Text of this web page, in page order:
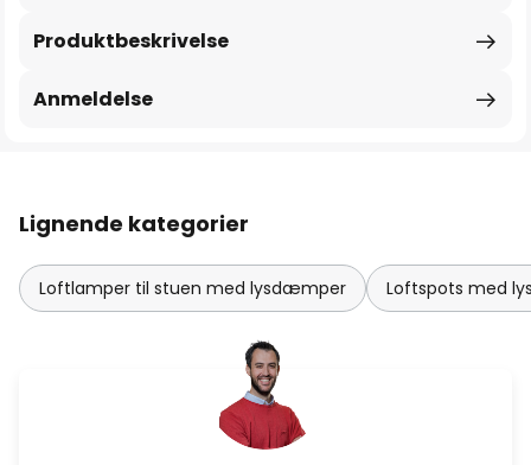
Produktbeskrivelse
Anmeldelse
Lignende kategorier
Loftlamper til stuen med lysdæmper Loftspots med